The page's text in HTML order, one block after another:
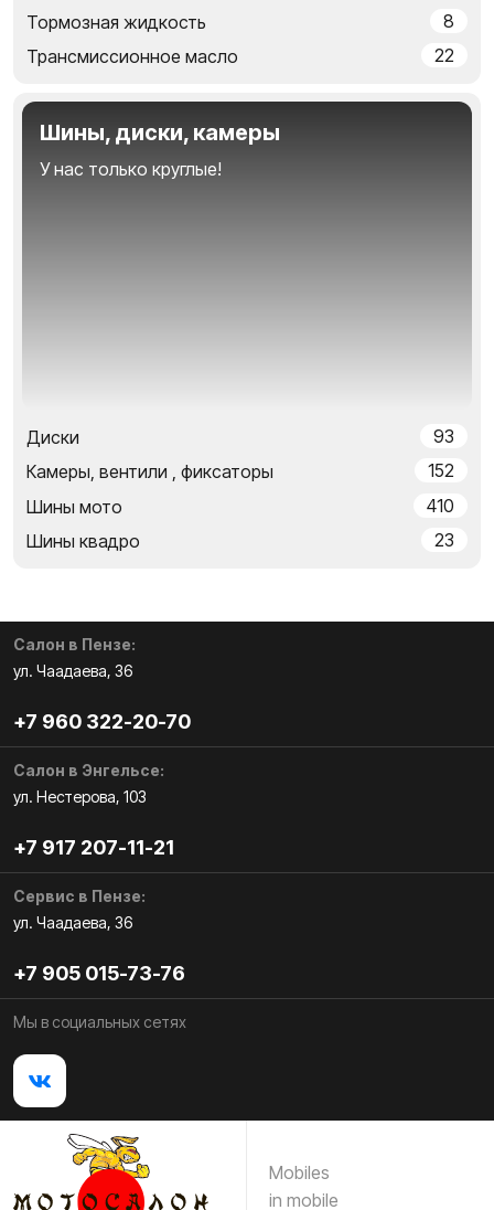
Тормозная жидкость
8
Трансмиссионное масло
22
Шины, диски, камеры
У нас только круглые!
Диски
93
Камеры, вентили , фиксаторы
152
Шины мото
410
Шины квадро
23
Салон в Пензе:
ул. Чаадаева, 36
+7 960 322-20-70
Салон в Энгельсе:
ул. Нестерова, 103
+7 917 207-11-21
Сервис в Пензе:
ул. Чаадаева, 36
+7 905 015-73-76
Мы в социальных сетях
Mobiles
in mobile